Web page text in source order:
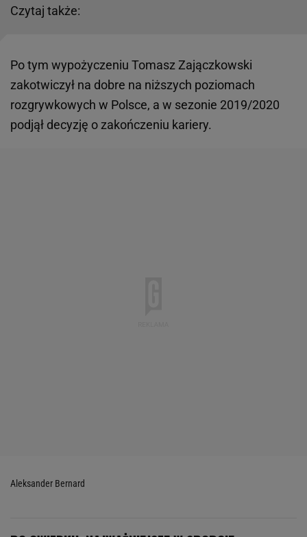
Czytaj także:
Po tym wypożyczeniu Tomasz Zajączkowski
zakotwiczył na dobre na niższych poziomach
rozgrywkowych w Polsce, a w sezonie 2019/2020
podjął decyzję o zakończeniu kariery.
Aleksander Bernard